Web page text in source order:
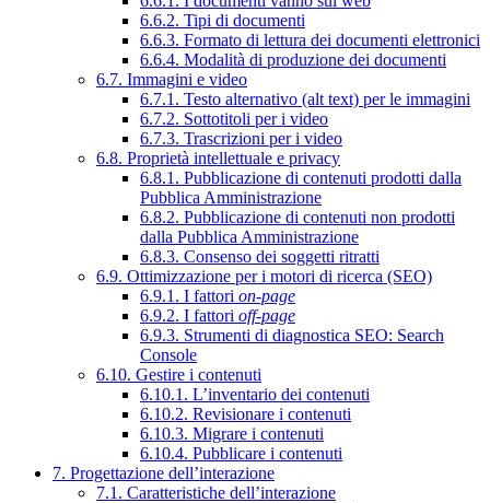
6.6.2. Tipi di documenti
6.6.3. Formato di lettura dei documenti elettronici
6.6.4. Modalità di produzione dei documenti
6.7. Immagini e video
6.7.1. Testo alternativo (alt text) per le immagini
6.7.2. Sottotitoli per i video
6.7.3. Trascrizioni per i video
6.8. Proprietà intellettuale e privacy
6.8.1. Pubblicazione di contenuti prodotti dalla
Pubblica Amministrazione
6.8.2. Pubblicazione di contenuti non prodotti
dalla Pubblica Amministrazione
6.8.3. Consenso dei soggetti ritratti
6.9. Ottimizzazione per i motori di ricerca (SEO)
6.9.1. I fattori on-page
6.9.2. I fattori off-page
6.9.3. Strumenti di diagnostica SEO: Search
Console
6.10. Gestire i contenuti
6.10.1. L’inventario dei contenuti
6.10.2. Revisionare i contenuti
6.10.3. Migrare i contenuti
6.10.4. Pubblicare i contenuti
7. Progettazione dell’interazione
7.1. Caratteristiche dell’interazione